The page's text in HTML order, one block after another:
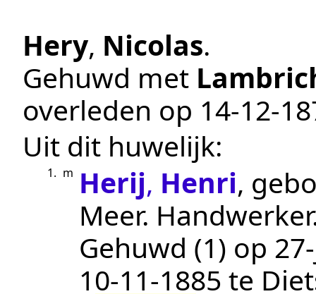
Hery, Nicolas.
Gehuwd met
overleden op
Uit dit huwelijk:
1. m Herij, Henri,
Meer. Handwerker
Gehuwd (1) op
10‑11‑1885 te